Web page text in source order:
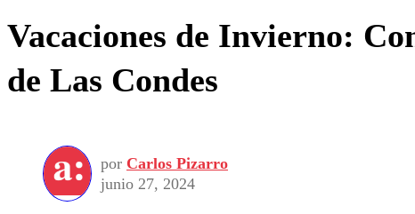
Vacaciones de Invierno:
de Las Condes
por Carlos Pizarro
junio 27, 2024